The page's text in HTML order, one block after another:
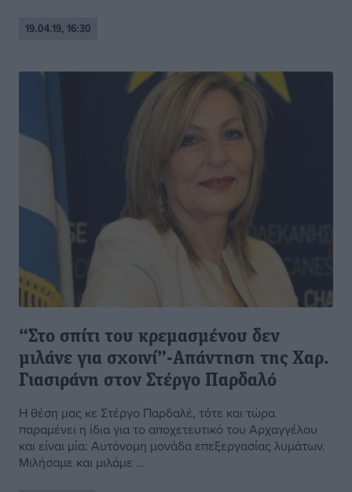
19.04.19, 16:30
“Στο σπίτι του κρεμασμένου δεν
μιλάνε για σχοινί”-Απάντηση της Χαρ.
Γιασιράνη στον Στέργο Παρδαλό
Η θέση μας κε Στέργο Παρδαλέ, τότε και τώρα
παραμένει η ίδια για το αποχετευτικό του Αρχαγγέλου
και είναι μία: Αυτόνομη μονάδα επεξεργασίας λυμάτων.
Μιλήσαμε και μιλάμε ...